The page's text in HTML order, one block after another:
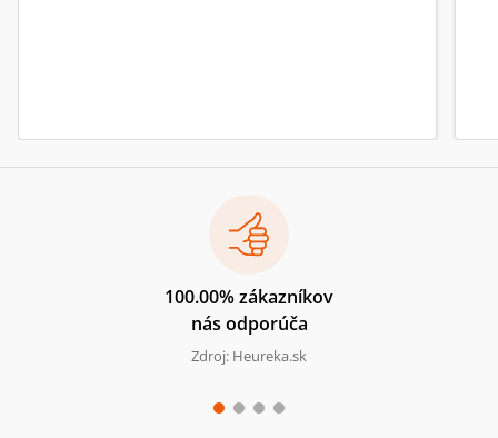
100.00% zákazníkov
nás odporúča
Zdroj: Heureka.sk